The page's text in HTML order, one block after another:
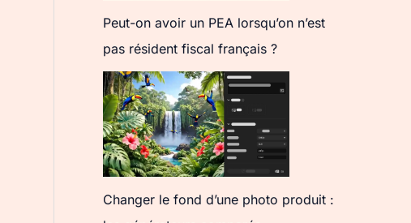
Peut-on avoir un PEA lorsqu’on n’est
pas résident fiscal français ?
Changer le fond d’une photo produit :